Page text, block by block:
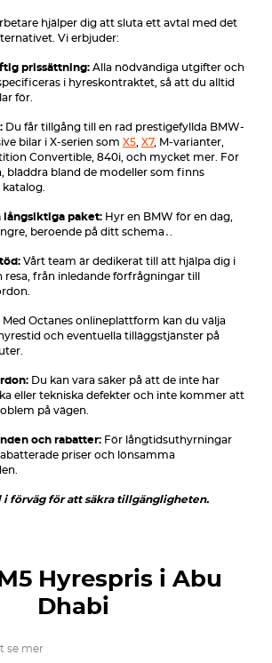
hjälper dig att sluta ett avtal med det
Vi erbjuder:
prissättning: Alla nödvändiga utgifter och
i hyreskontraktet, så att du alltid
för.
Du får tillgång till en rad prestigefyllda BMW-
bilar i X-serien som X5 X7, M-varianter,
Convertible, 840i, och mycket mer. För
bläddra bland de modeller som finns
långsiktiga paket: Hyr en BMW för en dag,
beroende på ditt schema․.
Vårt team är dedikerat till att hjälpa dig i
resa, från inledande förfrågningar till
Med Octanes onlineplattform kan du välja
och eventuella tilläggstjänster på
Du kan vara säker på att de inte har
eller tekniska defekter och inte kommer att
på vägen.
och rabatter: För långtidsuthyrningar
priser och lönsamma
i förväg för att säkra tillgängligheten.
Hyrespris i Abu
Dhabi
se mer